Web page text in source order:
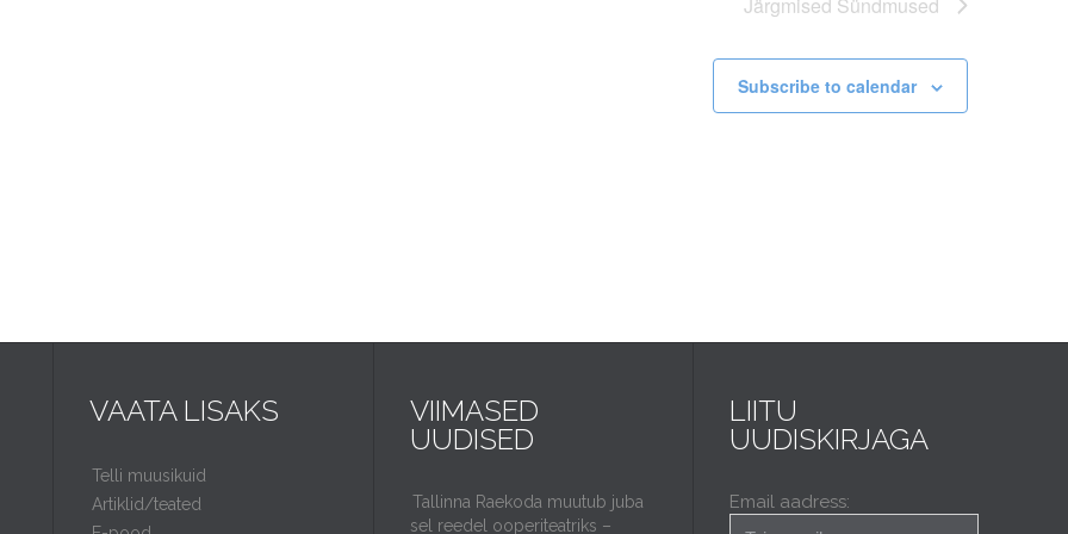
Subscribe to calendar
VAATA LISAKS
Telli muusikuid
Artiklid/teated
VIIMASED
UUDISED
Tallinna Raekoda muutub juba
sel reedel ooperiteatriks –
LIITU
UUDISKIRJAGA
Email aadress: